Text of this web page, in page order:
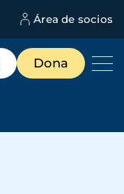
Área de socios
Dona